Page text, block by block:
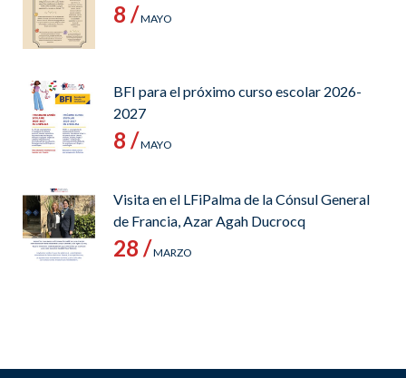
8 /MAYO
BFI para el próximo curso escolar 2026-
2027
8 /MAYO
Visita en el LFiPalma de la Cónsul General
de Francia, Azar Agah Ducrocq
28 /MARZO